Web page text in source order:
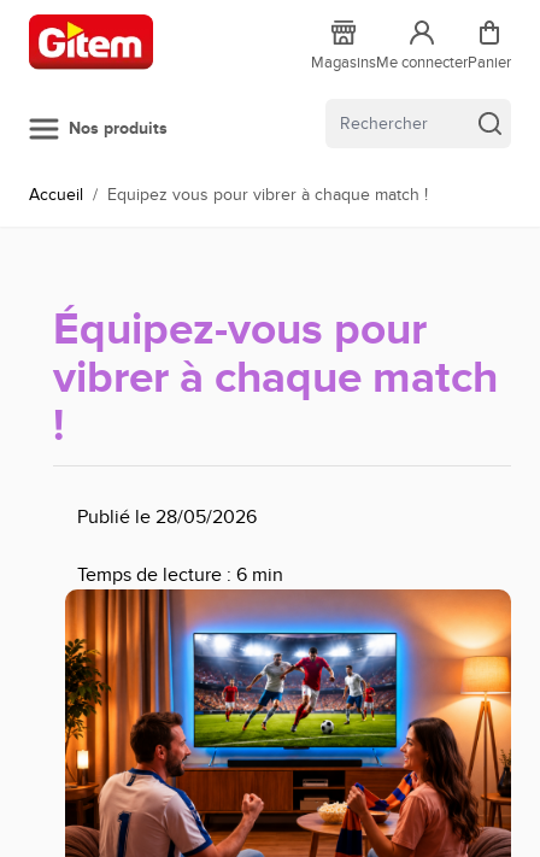
Allez au contenu
MagasinsMe connecterPanier
Nos produits
Accueil / Equipez vous pour vibrer à chaque match !
Équipez-vous pour
vibrer à chaque match
!
Publié le 28/05/2026
Temps de lecture : 6 min